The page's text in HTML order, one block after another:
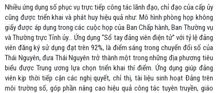
Nhiều ứng dụng số phục vụ trực tiếp công tác lãnh đạo, chỉ đạo của cấp ủy
cũng được triển khai và phát huy hiệu quả như: Mô hình phòng họp không
giấy được áp dụng trong các cuộc họp của Ban Chấp hành, Ban Thường vụ
và Thường trực Tỉnh ủy... Ứng dụng “Sổ tay đảng viên điện tử” với tỷ lệ đảng
viên đăng ký sử dụng đạt trên 92%, là điểm sáng trong chuyển đổi số của
Thái Nguyên, đưa Thái Nguyên trở thành một trong những địa phương tiêu
biểu được Trung ương lựa chọn triển khai thí điểm. Ứng dụng giúp đảng
viên kịp thời tiếp cận các nghị quyết, chỉ thị, tài liệu sinh hoạt Đảng trên
môi trường số, góp phần nâng cao hiệu quả công tác tuyên truyền, giáo